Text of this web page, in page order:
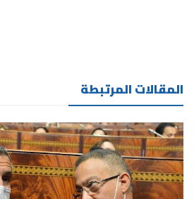
المقالات المرتبطة